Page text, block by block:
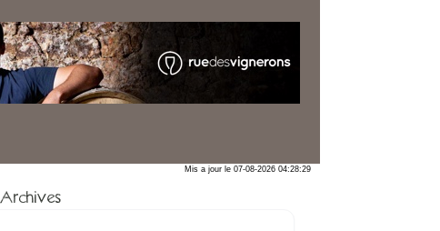
Mis a jour le 07-08-2026 04:28:29
Archives